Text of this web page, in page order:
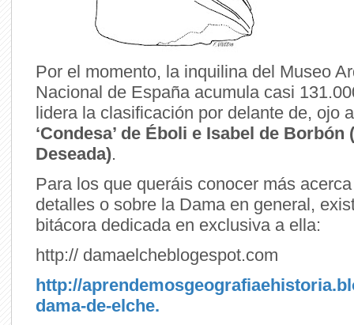
Por el momento, la inquilina del Museo
Nacional de España acumula casi
lidera la clasificación por delante de, ojo
‘Condesa’ de Éboli e Isabel de Borbón
Deseada).
Para los que queráis conocer más
detalles o sobre la Dama en general,
bitácora dedicada en exclusiva a ella:
http:// damaelcheblogespot.com
http://
dama-de-elche.